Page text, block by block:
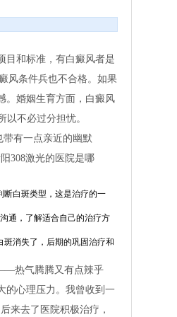
目和标准，有白癜风者是
风条件兵也不合格。如果
。婚姻生育方面，白癜风
不必过分担忧。
带有一点亲近的幽默
308激光的医院是哪
断白斑类型，这是治疗的一
通，了解适合自己的治疗方
消失了，后期的巩固治疗和
热气腾腾又有点辣乎
的心理压力。我曾收到一
来去了医院积极治疗，